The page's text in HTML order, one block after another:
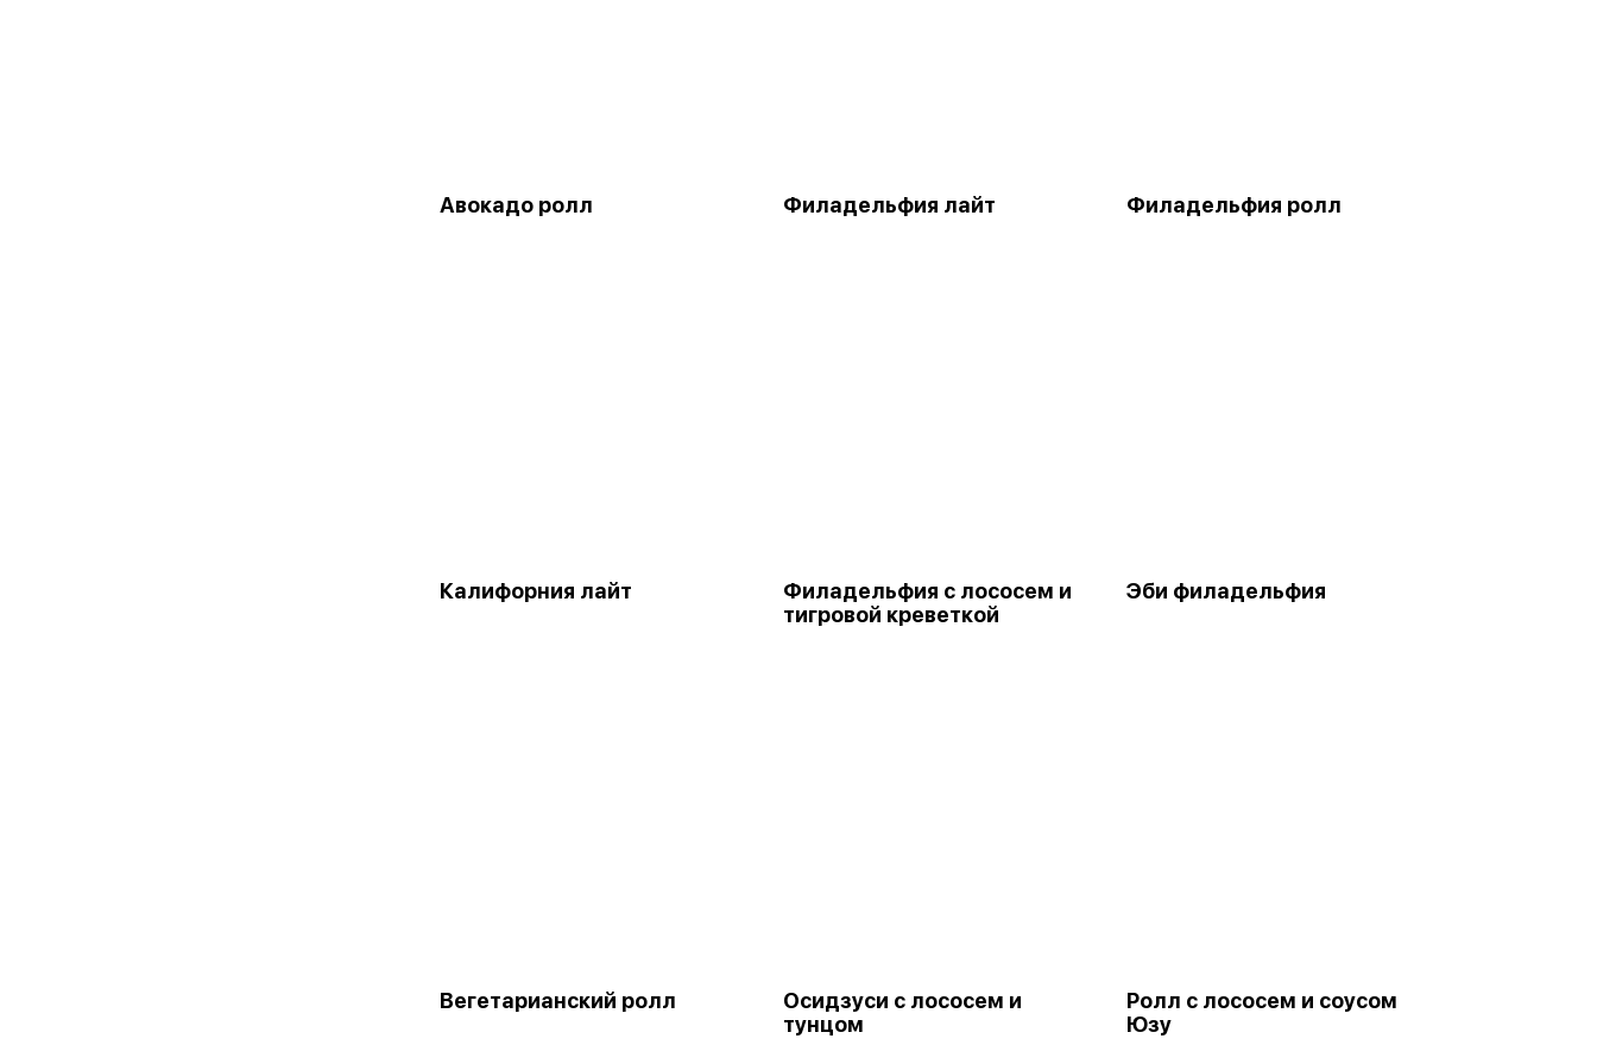
Авокадо ролл Филадельфия лайт Филадельфия ролл
Калифорния лайт
Филадельфия с лососем и
тигровой креветкой
Эби филадельфия
Вегетарианский ролл
Осидзуси с лососем и
тунцом
Ролл с лососем и соусом
Юзу